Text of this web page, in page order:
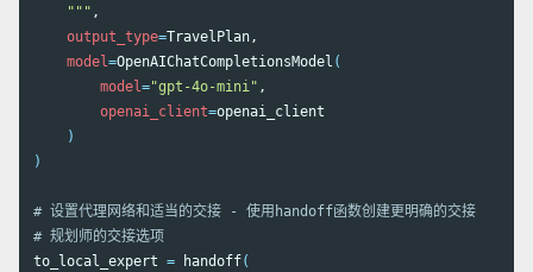
    """
,
output_type=TravelPlan,
model=OpenAIChatCompletionsModel (
model="gpt-4o-mini" ,
openai_client=openai_client
)
)
# 设置代理网络和适当的交接 - 使用handoff函数创建更明确的交接
# 规划师的交接选项
to_local_expert = handoff(